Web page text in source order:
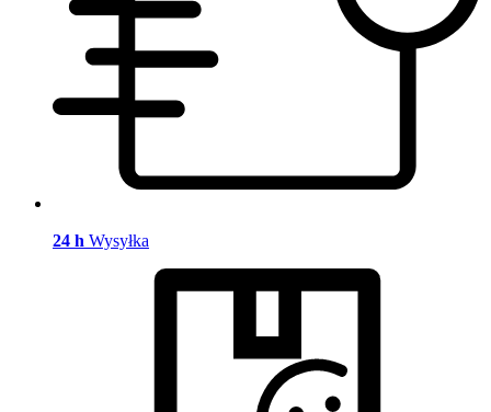
24 h Wysyłka